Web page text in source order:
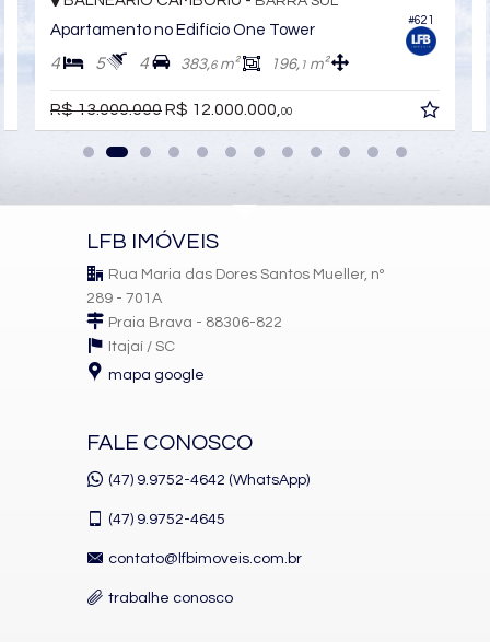
#621
Apartamento no Edifício One Tower
4 5 4 383,6m² 196, 1 m²
R$ 13.000.000R$ 12.000.000,00
LFB IMÓVEIS
Rua Maria das Dores Santos Mueller, nº
289 - 701A
Praia Brava - 88306-822
Itajaí / SC
mapa google
FALE CONOSCO
(47) 9.9752-4642 (WhatsApp)
(47) 9.9752-4645
contato@lfbimoveis.com.br
trabalhe conosco